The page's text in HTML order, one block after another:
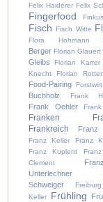
Felix Haiderer Felix
Fingerfood
Fisch Fisch Witte
Flora Hohmann
Berger Florian Glauert
Gleibs
Florian Karrer
Knecht
Florian
Food-Pairing Forstwirt
Buchholz
Frank
Frank Oehler
Franken
Frankreich
Franz Keller
Franz
Franz Kuplent
Clement
Unterlechner
Schweiger
Freiburg
Keller
Frühling